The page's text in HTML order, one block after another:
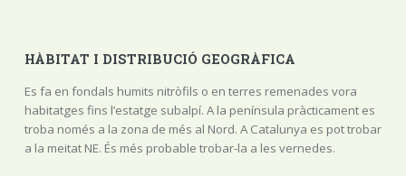
HÀBITAT I DISTRIBUCIÓ GEOGRÀFICA
Es fa en fondals humits nitròfils o en terres remenades vora
habitatges fins l’estatge subalpí. A la península pràcticament es
troba només a la zona de més al Nord. A Catalunya es pot trobar
a la meitat NE. És més probable trobar-la a les vernedes.